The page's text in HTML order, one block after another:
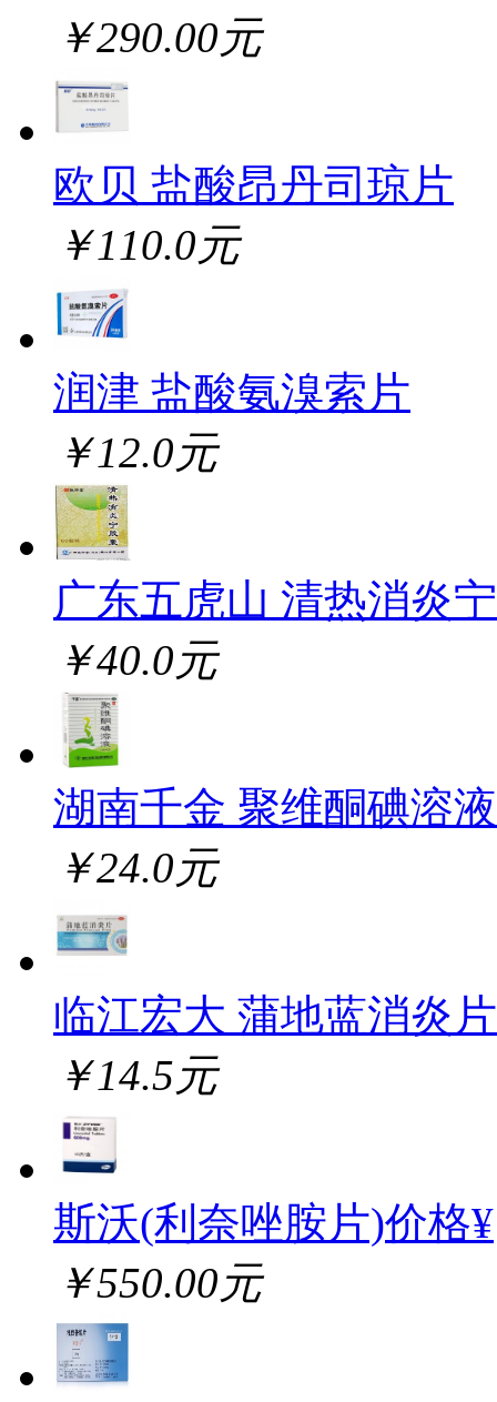
￥290.00元
欧贝 盐酸昂丹司琼片
￥110.0元
润津 盐酸氨溴索片
￥12.0元
广东五虎山 清热消炎
￥40.0元
湖南千金 聚维酮碘溶液
￥24.0元
临江宏大 蒲地蓝消炎片
￥14.5元
斯沃(利奈唑胺片)价格¥
￥550.00元